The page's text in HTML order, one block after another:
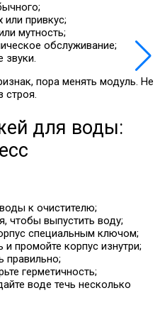
или привкус;
мутность;
обслуживание;
звуки.
пора менять модуль. Не
строя.
для воды:
к очистителю;
чтобы выпустить воду;
специальным ключом;
промойте корпус изнутри;
правильно;
герметичность;
воде течь несколько